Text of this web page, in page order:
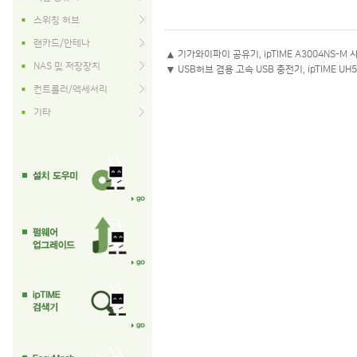
■ 스위칭 허브
■ 랜카드/안테나
■ NAS 및 저장장치
■ 컨트롤러/액세서리
■ 기타
▲ 기가와이파이 공유기, ipTIME A3004NS-M
▼ USB허브 겸용 고속 USB 충전기, ipTIME